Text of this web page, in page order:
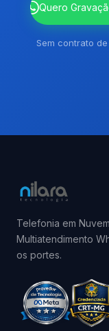
Quero
Sem contrato
Telefonia em
Multiatendimento
os portes.